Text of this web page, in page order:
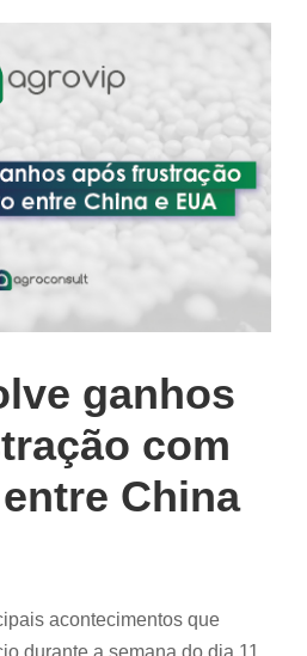
ganhos
com
China
acontecimentos que
durante a semana do dia 11